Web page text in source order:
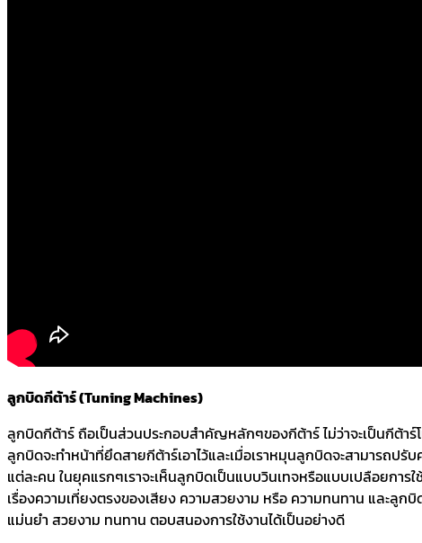
ลูกบิดกีต้าร์ (Tuning Machines)
ลูกบิดกีต้าร์ ถือเป็นส่วนประกอบสำคัญหลักๆของกีต้าร์ ไม่ว่าจะเป็นกีต้า
ลูกบิดจะทำหน้าที่ยึดสายกีต้าร์เอาไว้และเมื่อเราหมุนลูกบิดจะสามารถป
แต่ละคน ในยุคแรกๆเราจะเห็นลูกบิดเป็นแบบวินเทจหรือแบบเปลือยกา
เรื่องความเที่ยงตรงของเสียง ความสวยงาม หรือ ความทนทาน และ
แม่นยำ สวยงาม ทนทาน ตอบสนองการใช้งานได้เป็นอย่างดี